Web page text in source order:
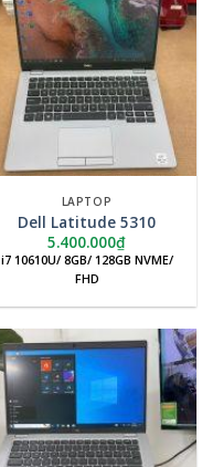
LAPTOP
Dell Latitude 5310
5.400.000₫
i7 10610U/ 8GB/ 128GB NVME/
FHD